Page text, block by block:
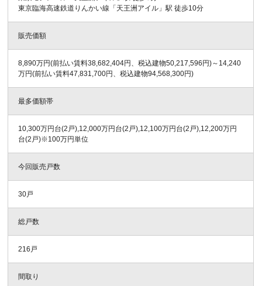
東京臨海高速鉄道りんかい線「天王洲アイル」駅 徒歩10分
販売価額
8,890万円(前払い賃料38,682,404円、税込建物50,217,596円)～14,240
万円(前払い賃料47,831,700円、税込建物94,568,300円)
最多価額帯
10,300万円台(2戸),12,000万円台(2戸),12,100万円台(2戸),12,200万円
台(2戸)※100万円単位
今回販売戸数
30戸
総戸数
216戸
間取り